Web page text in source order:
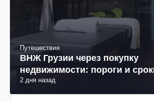
Путешествия
ВНЖ Грузии через покупку
недвижимости: пороги и сроки